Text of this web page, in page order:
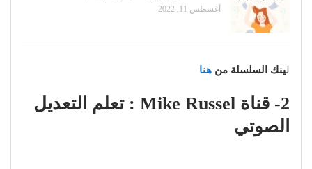
أغسطس 11, 2022
لينك السلسلة من هنا
2- قناة Mike Russel : تعلم التعديل
الصوتي